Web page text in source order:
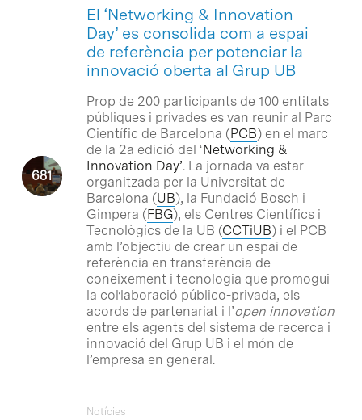
El ‘Networking & Innovation
Day’ es consolida com a espai
de referència per potenciar la
innovació oberta al Grup UB
Prop de 200 participants de 100 entitats
públiques i privades es van reunir al Parc
Científic de Barcelona (PCB) en el marc
de la 2a edició del ‘Networking &
Innovation Day’. La jornada va estar
organitzada per la Universitat de
Barcelona (UB), la Fundació Bosch i
Gimpera (FBG), els Centres Científics i
Tecnològics de la UB (CCTiUB) i el PCB
amb l’objectiu de crear un espai de
referència en transferència de
coneixement i tecnologia que promogui
la col·laboració público-privada, els
acords de partenariat i l’open innovation
entre els agents del sistema de recerca i
innovació del Grup UB i el món de
l’empresa en general.
Notícies